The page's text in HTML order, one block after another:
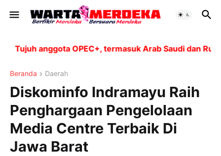
anggota OPEC+, termasuk Arab Saudi dan Rusia,
Beranda Daerah
Diskominfo Indramayu Raih
Penghargaan Pengelolaan
Media Centre Terbaik Di
Jawa Barat